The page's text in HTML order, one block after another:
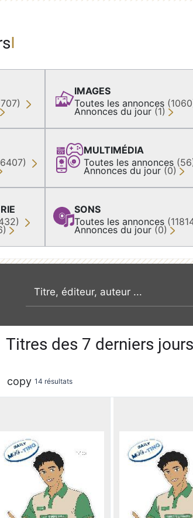
IMAGES
Toutes les annonces
Annonces du jour (1)
MULTIMÉDIA
Toutes les annonces
Annonces du jour (0)
SONS
Toutes les annonces
Annonces du jour (0)
recherche par mot clé
Titres des 7 derniers jours
copy 14 résultats